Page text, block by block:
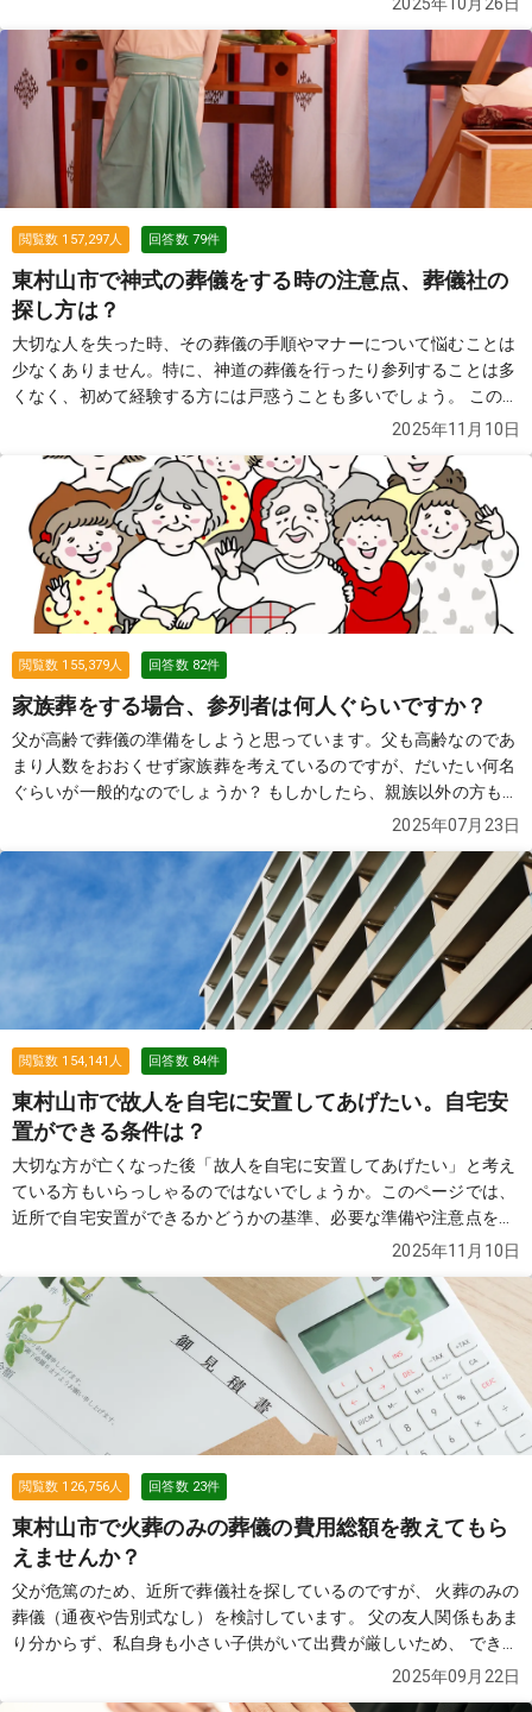
をするのはちょっと...という感じなので、一日葬（通夜なしの葬
儀）を考えています。 親戚や本当に親しい人も合わせて20名はい
かないと思うのですが、通夜をしないと失礼になっていまうのでし
ょうか？
続きを見る
閲覧数 157,297人 回答数 79件
東村山市で神式の葬儀をする時の注意点、葬儀社の
探し方は？
大切な人を失った時、その葬儀の手順やマナーについて悩むことは
少なくありません。特に、神道の葬儀を行ったり参列することは多
くなく、初めて経験する方には戸惑うことも多いでしょう。 この質
問では、神式の葬儀の特徴や手順、マナーについて詳しく解説しま
2025年11月10日
閲覧数 155,379人 回答数 82件
家族葬をする場合、参列者は何人ぐらいですか？
父が高齢で葬儀の準備をしようと思っています。父も高齢なのであ
まり人数をおおくせず家族葬を考えているのですが、だいたい何名
ぐらいが一般的なのでしょうか？ もしかしたら、親族以外の方も参
列する可能性があります。 その場合は、お断りした方がよろしいで
2025年07月23日
閲覧数 154,141 人 回答数 84件
東村山市で故人を自宅に安置してあげたい。自宅安
置ができる条件は？
大切な方が亡くなった後「故人を自宅に安置してあげたい」と考え
ている方もいらっしゃるのではないでしょうか。このページでは、
近所で自宅安置ができるかどうかの基準、必要な準備や注意点を解
2025年11月10日
閲覧数 126,756人 回答数 23件
東村山市で火葬のみの葬儀の費用総額を教えてもら
えませんか？
父が危篤のため、近所で葬儀社を探しているのですが、 火葬のみの
葬儀（通夜や告別式なし）を検討しています。 父の友人関係もあま
り分からず、私自身も小さい子供がいて出費が厳しいため、 できる
2025年09月22日